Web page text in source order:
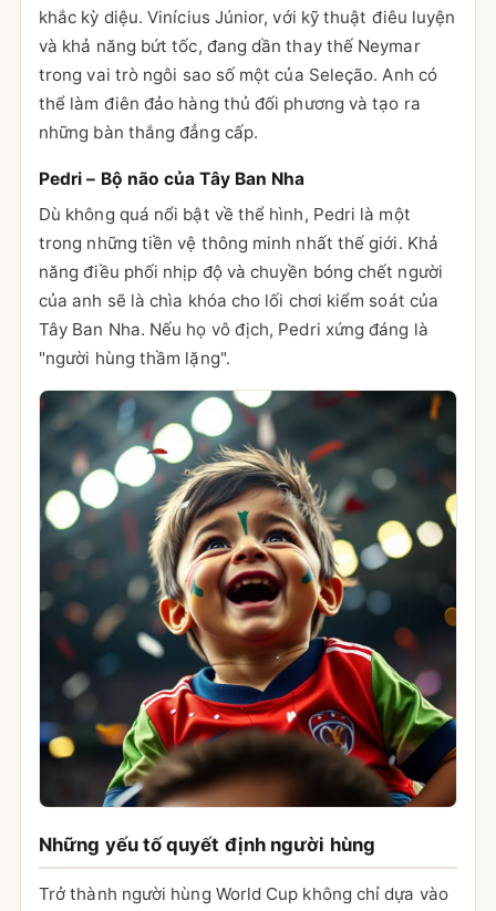
khắc kỳ diệu. Vinícius Júnior, với kỹ thuật điêu luyện
và khả năng bứt tốc, đang dần thay thế Neymar
trong vai trò ngôi sao số một của Seleção. Anh có
thể làm điên đảo hàng thủ đối phương và tạo ra
những bàn thắng đẳng cấp.
Pedri – Bộ não của Tây Ban Nha
Dù không quá nổi bật về thể hình, Pedri là một
trong những tiền vệ thông minh nhất thế giới. Khả
năng điều phối nhịp độ và chuyền bóng chết người
của anh sẽ là chìa khóa cho lối chơi kiểm soát của
Tây Ban Nha. Nếu họ vô địch, Pedri xứng đáng là
"người hùng thầm lặng".
Những yếu tố quyết định người hùng
Trở thành người hùng World Cup không chỉ dựa vào